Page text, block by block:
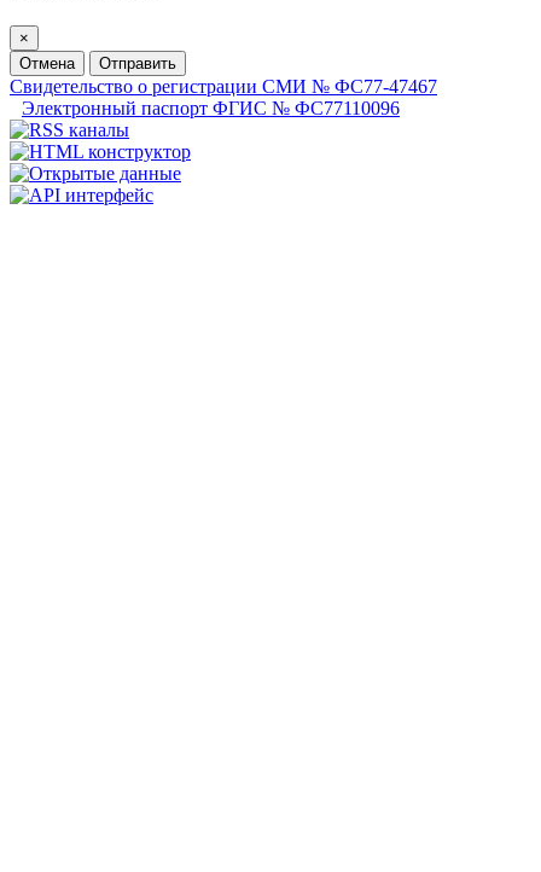
×
Отмена
Отправить
Свидетельство о регистрации СМИ № ФС77-47467
Электронный паспорт ФГИС № ФС77110096